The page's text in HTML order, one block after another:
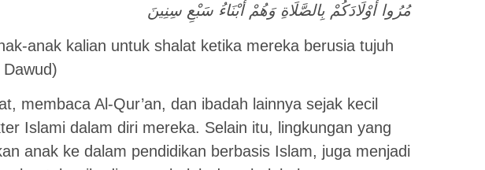
مُرُوا أَوْلَادَكُمْ بِالصَّلَاةِ وَهُمْ أَبْنَاءُ سَبْعِ سِنِينَ
anak kalian untuk shalat ketika mereka berusia tujuh
membaca Al-Qur’an, dan ibadah lainnya sejak kecil
Islami dalam diri mereka. Selain itu, lingkungan yang
anak ke dalam pendidikan berbasis Islam, juga menjadi